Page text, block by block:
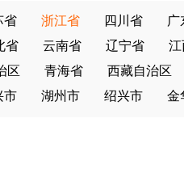
省 浙江省 四川省 广
省 云南省 辽宁省 江
区 青海省
西藏自治区
市 湖州市 绍兴市 金